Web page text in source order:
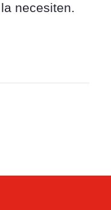
necesiten.